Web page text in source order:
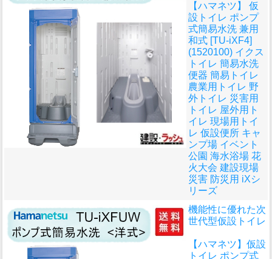
【ハマネツ】 仮
設トイレ ポンプ
式簡易水洗 兼用
和式 [TU-iXF4]
(1520100) イクス
トイレ 簡易水洗
便器 簡易トイレ
農業用トイレ 野
外トイレ 災害用
トイレ 屋外用ト
イレ 現場用トイ
レ 仮設便所 キャ
ンプ場 イベント
公園 海水浴場 花
火大会 建設現場
災害 防災用 iXシ
リーズ
機能性に優れた次
世代型仮設トイレ
【ハマネツ】仮設
トイレ ポンプ式